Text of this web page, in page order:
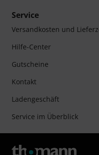
Service
Versandkosten und
Hilfe-Center
Gutscheine
Kontakt
Ladengeschäft
Service im Überblick